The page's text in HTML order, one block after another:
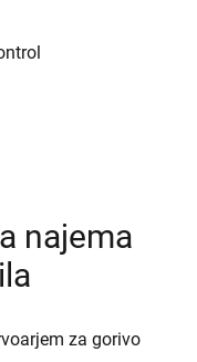
najema
za gorivo